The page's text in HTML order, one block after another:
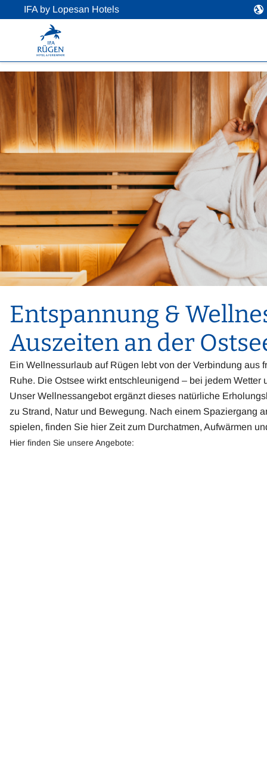
IFA by Lopesan Hotels
Entspannung &
Auszeiten an der
Ein Wellnessurlaub auf Rügen lebt von der Verbindung aus
Ruhe. Die Ostsee wirkt entschleunigend – bei jedem Wetter
Unser Wellnessangebot ergänzt dieses natürliche
zu Strand, Natur und Bewegung. Nach einem Spaziergang
spielen, finden Sie hier Zeit zum Durchatmen, Aufwärmen
Hier finden Sie unsere Angebote: